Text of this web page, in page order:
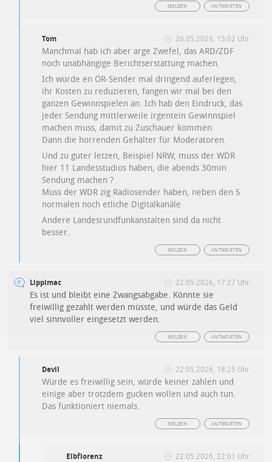
ANTWORTEN
MELDEN
Tom 26.05.2026, 15:02 Uhr
Manchmal hab ich aber arge Zwefel, das ARD/ZDF
noch unabhängige Berichtserstattung machen.
Ich würde en ÖR-Sender mal dringend auferlegen,
ihr Kosten zu reduzieren, fangen wir mal bei den
ganzen Gewinnspielen an. Ich hab den Eindruck, das
jeder Sendung mittlerweile irgentein Gewinnspiel
machen muss, damit zu Zuschauer kommen.
Dann die horrenden Gehälter für Moderatoren.
Und zu guter letzen, Beispiel NRW, muss der WDR
hier 11 Landesstudios haben, die abends 30min
Sendung machen ?
Muss der WDR zig Radiosender haben, neben den 5
normalen noch etliche Digitalkanäle
Andere Landesrundfunkanstalten sind da nicht
besser.
ANTWORTEN
MELDEN
Lippimac 22.05.2026, 17:27 Uhr
Es ist und bleibt eine Zwangsabgabe. Könnte sie
freiwillig gezahlt werden müsste, und würde das Geld
viel sinnvoller eingesetzt werden.
ANTWORTEN
MELDEN
Devil 22.05.2026, 18:25 Uhr
Würde es freiwillig sein, würde keiner zahlen und
einige aber trotzdem gucken wollen und auch tun.
Das funktioniert niemals.
ANTWORTEN
MELDEN
Elbflorenz 22.05.2026, 22:01 Uhr